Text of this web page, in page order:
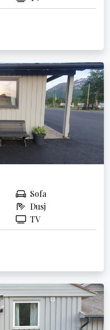
Sofa
Dusj
TV